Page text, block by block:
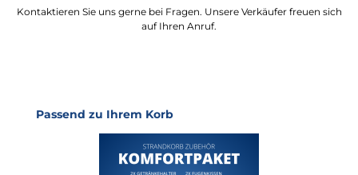
Kontaktieren Sie uns gerne bei Fragen. Unsere Verkäufer freuen sich
auf Ihren Anruf.
Produktgalerie überspringen
Passend zu Ihrem Korb